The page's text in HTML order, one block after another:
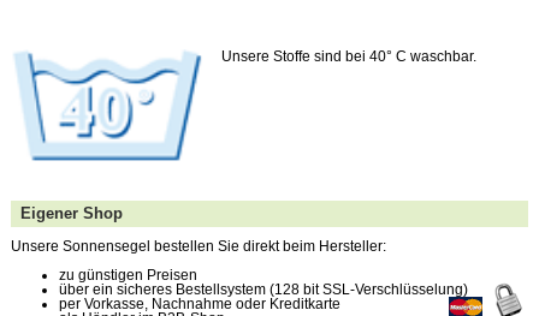
Unsere Stoffe sind bei 40° C waschbar.
Eigener Shop
Unsere Sonnensegel bestellen Sie direkt beim Hersteller:
zu günstigen Preisen
über ein sicheres Bestellsystem (128 bit SSL-Verschlüsselung)
per Vorkasse, Nachnahme oder Kreditkarte